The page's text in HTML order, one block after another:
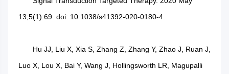
13;5(1):69. doi: 10.1038/s41392-020-0180-4.
Hu JJ, Liu X, Xia S, Zhang Z, Zhang Y, Zhao J, Ruan J,
Luo X, Lou X, Bai Y, Wang J, Hollingsworth LR, Magupalli